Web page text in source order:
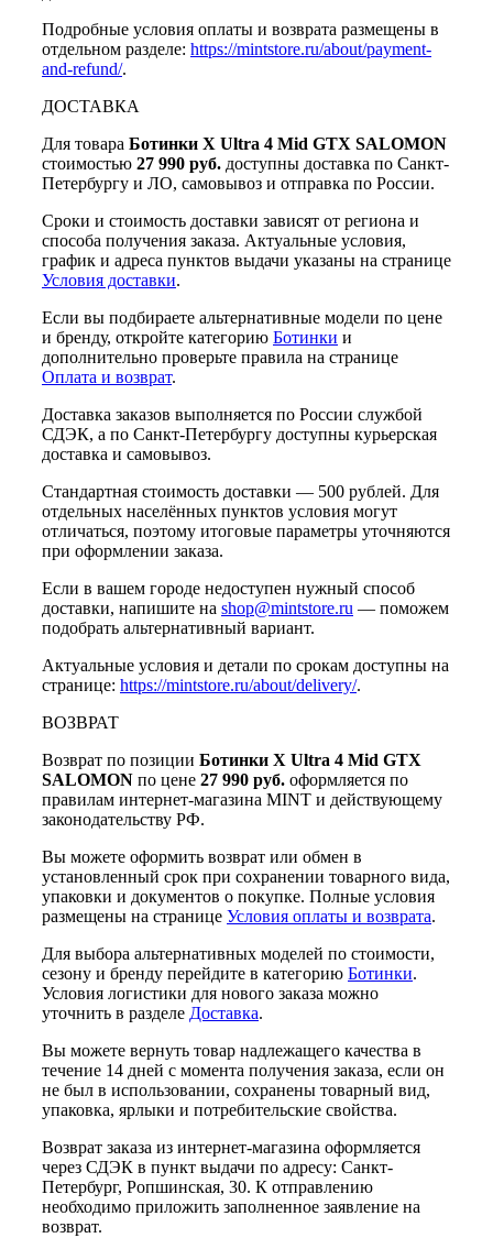
Подробные условия оплаты и возврата размещены в
отдельном разделе: https://mintstore.ru/about/payment-
and-refund/.
ДОСТАВКА
Для товара Ботинки X Ultra 4 Mid GTX SALOMON
стоимостью 27 990 руб. доступны доставка по Санкт-
Петербургу и ЛО, самовывоз и отправка по России.
Сроки и стоимость доставки зависят от региона и
способа получения заказа. Актуальные условия,
график и адреса пунктов выдачи указаны на странице
Условия доставки.
Если вы подбираете альтернативные модели по цене
и бренду, откройте категорию Ботинки и
дополнительно проверьте правила на странице
Оплата и возврат.
Доставка заказов выполняется по России службой
СДЭК, а по Санкт-Петербургу доступны курьерская
доставка и самовывоз.
Стандартная стоимость доставки — 500 рублей. Для
отдельных населённых пунктов условия могут
отличаться, поэтому итоговые параметры уточняются
при оформлении заказа.
Если в вашем городе недоступен нужный способ
доставки, напишите на shop@mintstore.ru — поможем
подобрать альтернативный вариант.
Актуальные условия и детали по срокам доступны на
странице: https://mintstore.ru/about/delivery/.
ВОЗВРАТ
Возврат по позиции Ботинки X Ultra 4 Mid GTX
SALOMON по цене 27 990 руб. оформляется по
правилам интернет-магазина MINT и действующему
законодательству РФ.
Вы можете оформить возврат или обмен в
установленный срок при сохранении товарного вида,
упаковки и документов о покупке. Полные условия
размещены на странице Условия оплаты и возврата.
Для выбора альтернативных моделей по стоимости,
сезону и бренду перейдите в категорию Ботинки.
Условия логистики для нового заказа можно
уточнить в разделе Доставка.
Вы можете вернуть товар надлежащего качества в
течение 14 дней с момента получения заказа, если он
не был в использовании, сохранены товарный вид,
упаковка, ярлыки и потребительские свойства.
Возврат заказа из интернет-магазина оформляется
через СДЭК в пункт выдачи по адресу: Санкт-
Петербург, Ропшинская, 30. К отправлению
необходимо приложить заполненное заявление на
возврат.